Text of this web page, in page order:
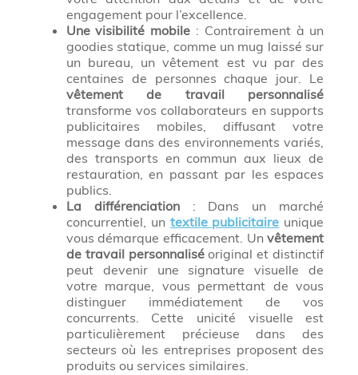
engagement pour l’excellence.
Une visibilité mobile : Contrairement à un
goodies statique, comme un mug laissé sur
un bureau, un vêtement est vu par des
centaines de personnes chaque jour. Le
vêtement de travail personnalisé
transforme vos collaborateurs en supports
publicitaires mobiles, diffusant votre
message dans des environnements variés,
des transports en commun aux lieux de
restauration, en passant par les espaces
publics.
La différenciation: Dans un marché
concurrentiel, un textile publicitaire unique
vous démarque efficacement. Unvêtement
de travail personnaliséoriginal et distinctif
peut devenir une signature visuelle de
votre marque, vous permettant de vous
distinguer immédiatement de vos
concurrents. Cette unicité visuelle est
particulièrement précieuse dans des
secteurs où les entreprises proposent des
produits ou services similaires.